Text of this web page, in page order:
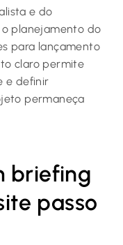
e do
planejamento do
para lançamento
claro permite
e definir
permaneça
briefing
passo